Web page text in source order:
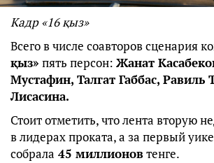
Кадр «16 қыз»
Всего в числе соавторов сценария
қыз» пять персон: Жанат
Мустафин, Талгат Габбас, Равиль
Лисасина.
Стоит отметить, что лента вторую
в лидерах проката, а за первый
собрала 45 миллионовтенге.